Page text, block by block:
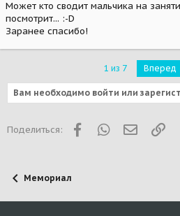
Может кто сводит мальчика на
посмотрит... :-D
Заранее спасибо!
1 из 7 Вперед
Вам необходимо войти или
Поделиться: FacebookWhatsApp
Мемориал